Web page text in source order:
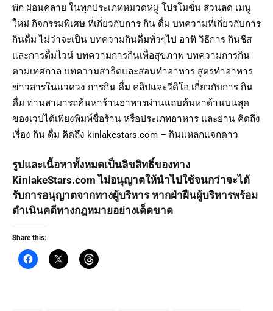
พัก ผ่อนคลาย ในทุกประเภทหมวดหมู่ โปรโมชั่น ส่วนลด เมนู
ใหม่ กิจกรรมพิเศษ ที่เกี่ยวกับการ กิน ดื่ม บทความที่เกี่ยวกับการ
กินดื่ม ไม่ว่าจะเป็น บทความกินดื่มทั่วๆไป อาทิ วิธีการ กินชีส
และการดื่มไวน์ บทความการกินเพื่อสุขภาพ บทความการกิน
ตามเทศกาล บทความสาธิตและสอนทำอาหาร สูตรทำอาหาร
ข่าวสารในแวดวง การกิน ดื่ม คลิปและวีดิโอ เกี่ยวกับการ กิน
ดื่ม ท่านสามารถค้นหาร้านอาหารผ่านแถบค้นหาด้านบนสุด
ของเวปได้เพียงพิมพ์ชื่อร้าน หรือประเภทอาหาร และย่าน คิดถึง
เรื่อง กิน ดื่ม คิดถึง kinlakestars.com – กินแหลกแจกดาว
รูปและเนื้อหาทั้งหมดเป็นลิขสิทธิ์ของทาง
KinlakeStars.com ไม่อนุญาตให้นำไปใช้จนกว่าจะได้
รับการอนุญาตจากทางผู้บริหาร หากฝ่าฝืนผู้บริหารพร้อม
ดำเนินคดีทางกฎหมายอย่างเด็ดขาด
Share this: